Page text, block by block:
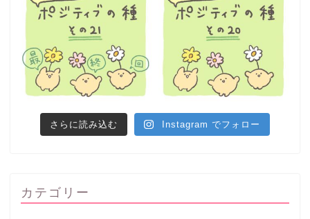
さらに読み込む Instagram でフォロー
カテゴリー